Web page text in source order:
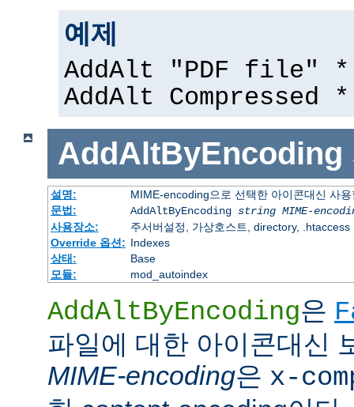
예제
AddAlt "PDF file"
AddAlt
AddAltByEncoding
설명:
MIME-encoding으로 선택한 아이콘대신 사
문법:
AddAltByEncoding string MIME-
사용장소:
주서버설정, 가상호스트, directory, .htaccess
Override 옵션: Indexes
상태:
Base
모듈:
mod_autoindex
AddAltByEncoding은
파일에 대한 아이콘대신
MIME-encoding은 x-